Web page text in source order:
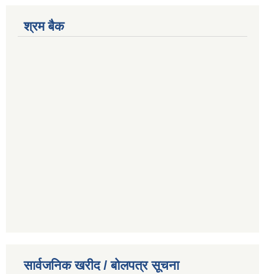
श्रम बैक
सार्वजनिक खरीद / बोलपत्र सूचना